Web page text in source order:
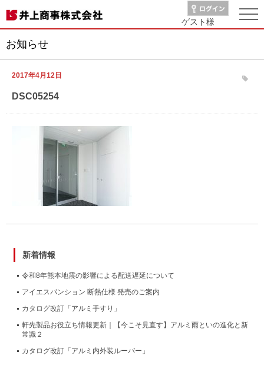
ゲスト様
お知らせ
2017年4月12日
DSC05254
新着情報
令和8年熊本地震の影響による配送遅延について
アイエスパンション 断熱仕様 発売のご案内
カタログ改訂「アルミ手すり」
軒先製品お役立ち情報更新｜【今こそ見直す】アルミ雨といの進化と新
常識２
カタログ改訂「アルミ内外装ルーバー」